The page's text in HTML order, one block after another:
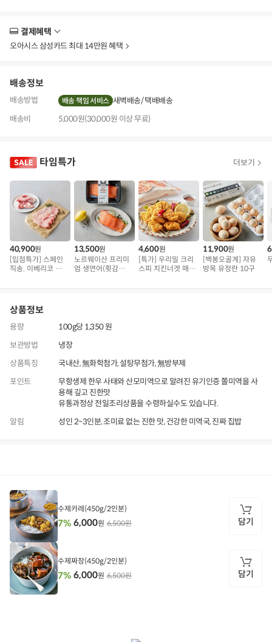
결제혜택
보
오아시스 삼성카드 최대 14만원 혜택
배송정보
배송방법 배송 책임 서비스 새벽배송 택배배송
배송비
5,000원(30,000원 이상 무료)
타임특가 더보기
40,900원
[입점특가] 스페인
직송. 이베리코 삼
13,500원
노르웨이산 프리미
엄 생연어(횟감
4,600원
[특가] 우리밀 크리
스피 치킨너겟 매운
11,900원
[백봉오골계] 자유
방목 유정란 10구
상품정보
용량
100g당 1,350 원
보관방법
냉장
상품특징
국내산, 無화학첨가, 설탕무첨가, 無방부제
포인트
무항생제 한우 사태와 산모미역으로 알려진 유기인증 쫄미역을 사
용해 깊고 진한맛
유통과정상 전일조리상품을 수령하실수도 있습니다.
알림
성인 2~3인분, 조미료 없는 진한 맛, 건강한 미역국, 진짜 집밥
상
품
정
보
담
기
수제카레(450g/2인분)
6,500원
7% 6,000원 담기
담
수제짜장(450g/2인분)
6,500원
7% 6,000원 담기